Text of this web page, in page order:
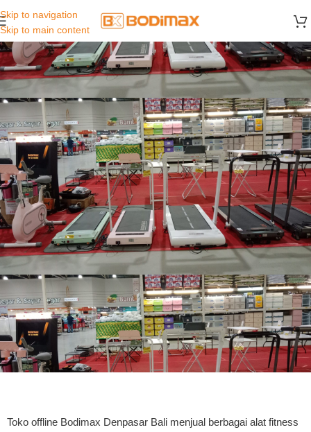
Skip to navigation
Skip to main content
Toko offline Bodimax Denpasar Bali menjual berbagai alat fitness